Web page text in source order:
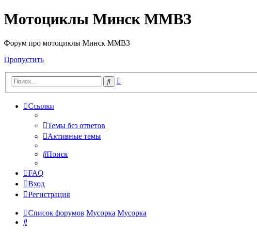
Мотоциклы Минск ММВЗ
Форум про мотоциклы Минск ММВЗ
Пропустить
Поиск
Ссылки
Темы без ответов
Активные темы
Поиск
FAQ
Вход
Регистрация
Список форумов Мусорка Мусорка
Поиск